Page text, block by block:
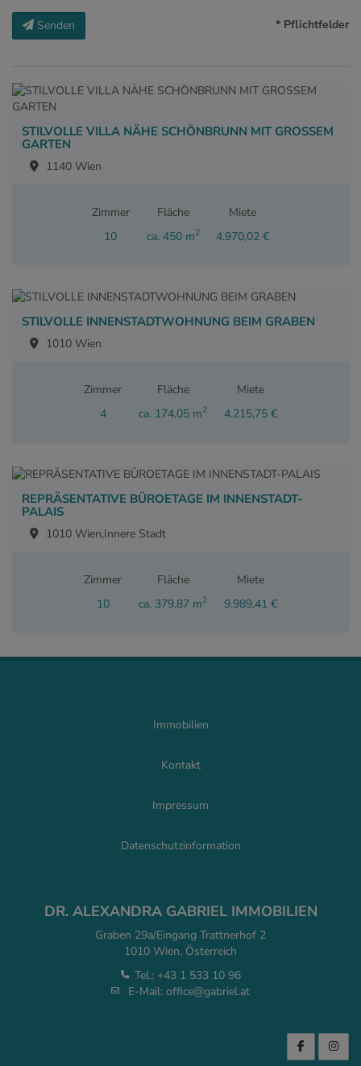
Senden * Pflichtfelder
STILVOLLE VILLA NÄHE SCHÖNBRUNN MIT GROSSEM
GARTEN
1140 Wien
Zimmer
10
Fläche
ca. 450 m2
Miete
4.970,02 €
STILVOLLE INNENSTADTWOHNUNG BEIM GRABEN
1010 Wien
Zimmer
4
Fläche
ca. 174,05 m2
Miete
4.215,75 €
REPRÄSENTATIVE BÜROETAGE IM INNENSTADT-
PALAIS
1010 Wien,Innere Stadt
Zimmer
10
Fläche
ca. 379,87 m2
Miete
9.989,41 €
Immobilien
Kontakt
Impressum
Datenschutzinformation
DR. ALEXANDRA GABRIEL IMMOBILIEN
Graben 29a/Eingang Trattnerhof 2
1010 Wien, Österreich
Tel.: +43 1 533 10 96
E-Mail: office@gabriel.at